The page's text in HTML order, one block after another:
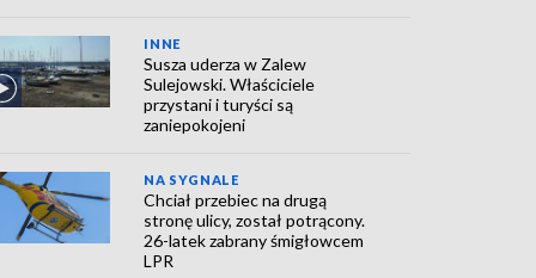
INNE
Susza uderza w Zalew
Sulejowski. Właściciele
przystani i turyści są
zaniepokojeni
NA SYGNALE
Chciał przebiec na drugą
stronę ulicy, został potrącony.
26-latek zabrany śmigłowcem
LPR